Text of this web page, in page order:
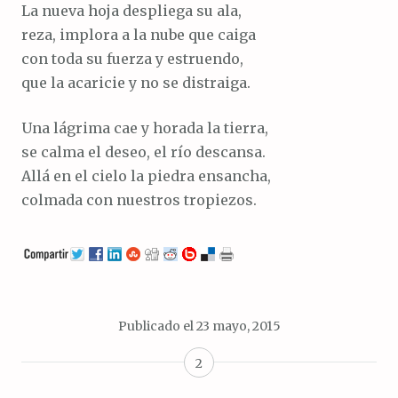
La nueva hoja despliega su ala,
reza, implora a la nube que caiga
con toda su fuerza y estruendo,
que la acaricie y no se distraiga.
Una lágrima cae y horada la tierra,
se calma el deseo, el río descansa.
Allá en el cielo la piedra ensancha,
colmada con nuestros tropiezos.
Publicado el23 mayo, 2015
2